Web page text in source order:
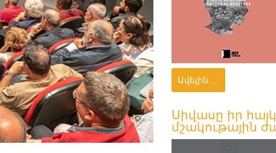
Ավելին …
Սիվասը իր
մշակութային